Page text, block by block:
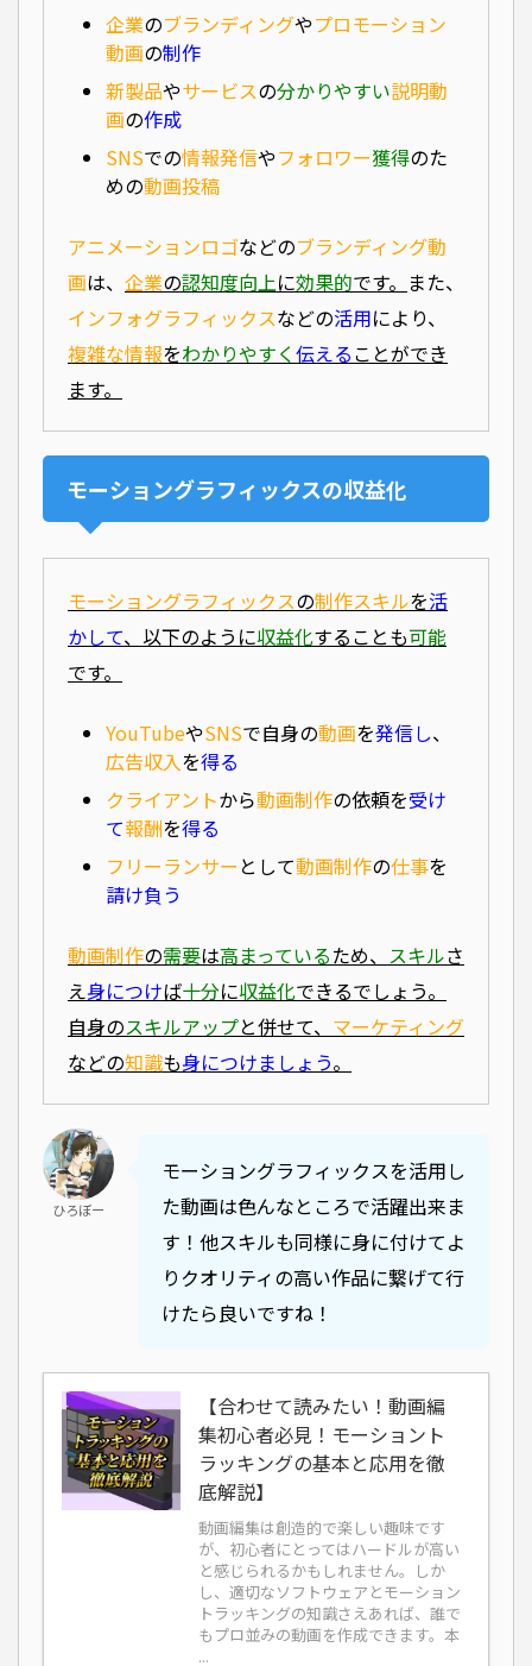
企業のブランディングやプロモーション
動画の制作
新製品やサービスの分かりやすい説明動
画の作成
SNSでの情報発信やフォロワー獲得のた
めの動画投稿
アニメーションロゴなどのブランディング動
画は、 企業の認知度向上に効果的です。 また、
インフォグラフィックスなどの活用により、
複雑な情報をわかりやすく伝えることができ
ます。
モーショングラフィックスの収益化
モーショングラフィックスの制作スキルを活
かして、以下のように収益化することも可能
です。
YouTubeやSNSで自身の動画を発信し、
広告収入を得る
クライアントから動画制作の依頼を受け
て報酬を得る
フリーランサー として動画制作の仕事を
請け負う
動画制作の需要は高まっているため、 スキルさ
え身につけば十分に収益化できるでしょう。
自身のスキルアップと併せて、 マーケティング
などの知識も身につけましょう。
ひろぼー
モーショングラフィックスを活用し
た動画は色んなところで活躍出来ま
す！他スキルも同様に身に付けてよ
りクオリティの高い作品に繋げて行
けたら良いですね！
【合わせて読みたい！動画編
集初心者必見！モーショント
ラッキングの基本と応用を徹
底解説】
動画編集は創造的で楽しい趣味です
が、初心者にとってはハードルが高い
と感じられるかもしれません。しか
し、適切なソフトウェアとモーション
トラッキングの知識さえあれば、誰で
もプロ並みの動画を作成できます。本
...